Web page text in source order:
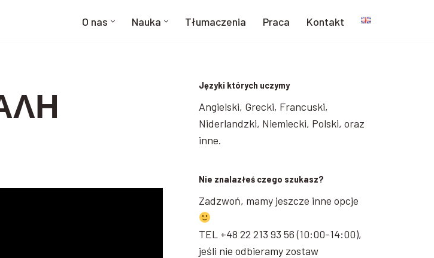
O nas Nauka Tłumaczenia Praca Kontakt
Języki których uczymy
Angielski, Grecki, Francuski,
Niderlandzki, Niemiecki, Polski, oraz
inne.
Nie znalazłeś czego szukasz?
Zadzwoń, mamy jeszcze inne opcje
TEL +48 22 213 93 56 (10:00-14:00),
jeśli nie odbieramy zostaw